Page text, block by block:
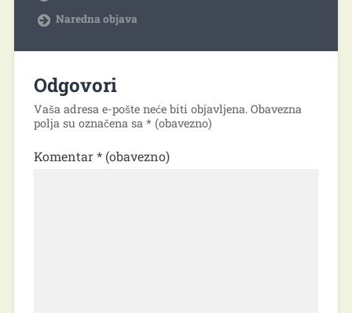
Naredna objava
Odgovori
Vaša adresa e-pošte neće biti objavljena. Obavezna
polja su označena sa * (obavezno)
Komentar* (obavezno)